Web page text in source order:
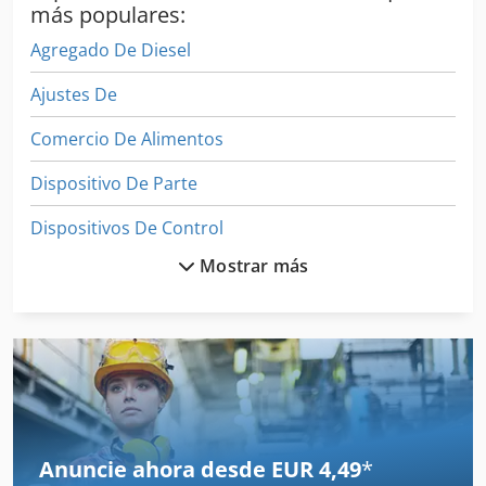
más populares:
Agregado De Diesel
Ajustes De
Comercio De Alimentos
Dispositivo De Parte
Dispositivos De Control
Equipos De Construccion
Estaciones De Servicio
Fabricación De
Mostrar más
Anuncie ahora desde EUR 4,49*